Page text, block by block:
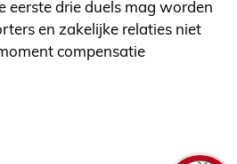
eerste drie duels mag worden
en zakelijke relaties niet
compensatie